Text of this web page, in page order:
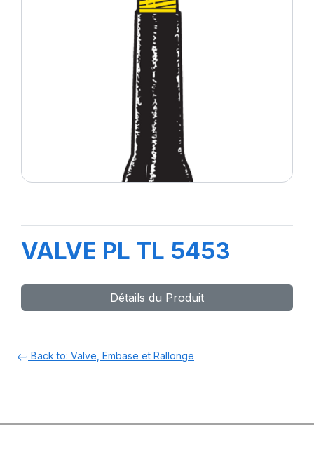
VALVE PL TL 5453
Détails du Produit
Back to: Valve, Embase et Rallonge